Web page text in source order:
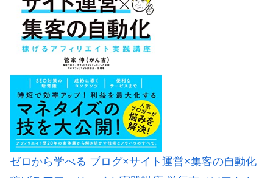
ゼロから学べる ブログ×サイト運営×集客の自動化